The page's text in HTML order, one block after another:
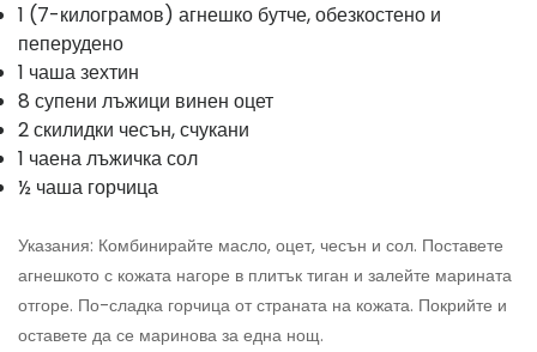
1 (7-килограмов) агнешко бутче, обезкостено и
пеперудено
1 чаша зехтин
8 супени лъжици винен оцет
2 скилидки чесън, счукани
1 чаена лъжичка сол
½ чаша горчица
Указания: Комбинирайте масло, оцет, чесън и сол. Поставете
агнешкото с кожата нагоре в плитък тиган и залейте марината
отгоре. По-сладка горчица от страната на кожата. Покрийте и
оставете да се маринова за една нощ.